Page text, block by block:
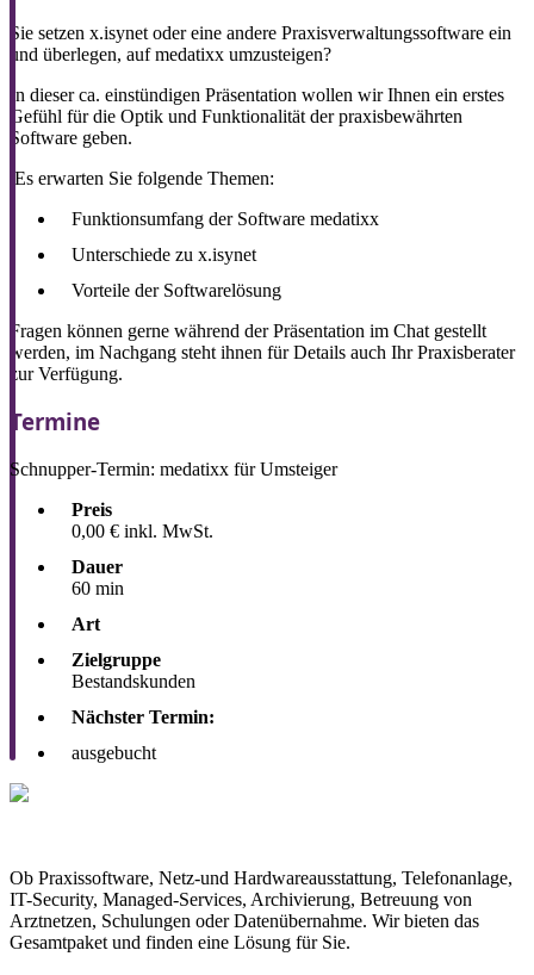
Sie setzen x.isynet oder eine andere Praxisverwaltungssoftware ein
und überlegen, auf medatixx umzusteigen?
In dieser ca. einstündigen Präsentation wollen wir Ihnen ein erstes
Gefühl für die Optik und Funktionalität der praxisbewährten
Software geben.
Es erwarten Sie folgende Themen:
Funktionsumfang der Software medatixx
Unterschiede zu x.isynet
Vorteile der Softwarelösung
Fragen können gerne während der Präsentation im Chat gestellt
werden, im Nachgang steht ihnen für Details auch Ihr Praxisberater
zur Verfügung.
Termine
Schnupper-Termin: medatixx für Umsteiger
Preis
0,00 € inkl. MwSt.
Dauer
60 min
Art
Zielgruppe
Bestandskunden
Nächster Termin:
ausgebucht
Ob Praxissoftware, Netz-und Hardwareausstattung, Telefonanlage,
IT-Security, Managed-Services, Archivierung, Betreuung von
Arztnetzen, Schulungen oder Datenübernahme. Wir bieten das
Gesamtpaket und finden eine Lösung für Sie.